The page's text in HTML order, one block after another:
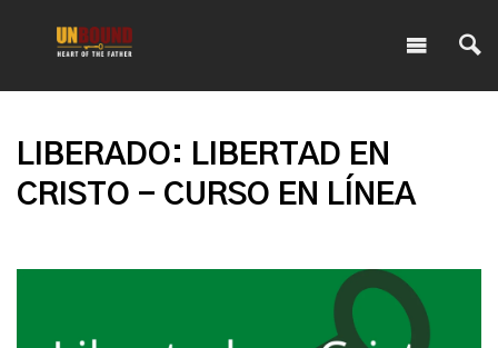
LIBERADO: LIBERTAD EN
CRISTO - CURSO EN LÍNEA